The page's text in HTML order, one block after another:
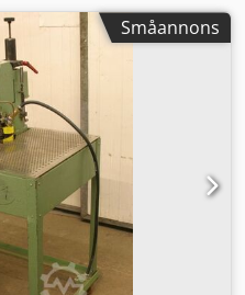
Småannons